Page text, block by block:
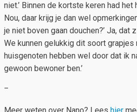
niet.’ Binnen de kortste keren had
Nou, daar krijg je dan wel
je niet boven gaan douchen?’ Ja, dat
We kunnen gelukkig dit soort grapjes
huisgenoten hebben wel door dat ik
gewoon bewoner ben.’